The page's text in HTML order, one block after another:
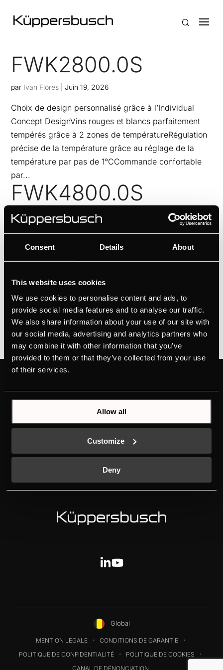
Consent Details About
This website uses cookies
We use cookies to personalise content and ads, to
provide social media features and to analyse our traffic.
We also share information about your use of our site with
our social media, advertising and analytics partners who
may combine it with other information that you’ve
provided to them or that they’ve collected from your use
of their services.
Allow all
Customize
Deny
FWK2800.0S
par Ivan Flores |Juin 19, 2026
Choix de design personnalisé grâce à l’Individual
Concept DesignVins rouges et blancs parfaitement
tempérés grâce à 2 zones de températureRégulation
précise de la température grâce au réglage de la
température par pas de 1°CCommande confortable
par...
FWK4800.0S
parIvan Flores|Juin 19, 2026
Choix de design personnalisé grâce à l’Individual
Concept DesignVins rouges et blancs parfaitement
tempérés grâce à 2 zones de températureRégulation
par...
FOURS
HOTTES
MARQUE
HISTOIRE
DESIGN
NEW ENERGY LABEL
CONTACT
INDIVIDUAL
K-SERIES
Global
MENTION LÉGALE
CONDITIONS DE GARANTIE
POLITIQUE DE CONFIDENTIALITÉ
POLITIQUE DE COOKIES
CANAL DE DÉNONCIATION